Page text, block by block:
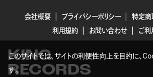
会社概要 プライバシーポリシー
特定商
利用規約
お問い合わせ ご利
KING
RECORDS
このサイトでは、サイトの利便性向上を目的に、
す。